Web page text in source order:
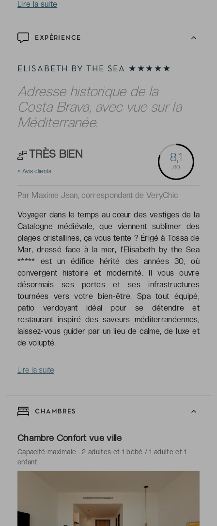
EXPÉRIENCE
ELISABETH BY THE SEA ★★★★★
Adresse historique de la
Costa Brava, avec vue sur la
Méditerranée.
TRÈS BIEN 8,1
/10
> Avis clients
Par Maxime Jean, correspondant de VeryChic
Voyager dans le temps au cœur des vestiges de la
Catalogne médiévale, que viennent sublimer des
plages cristallines, ça vous tente ? Érigé à Tossa de
Mar, dressé face à la mer, l'Elisabeth by the Sea
***** est un édifice hérité des années 30, où
convergent histoire et modernité. Il vous ouvre
désormais ses portes et ses infrastructures
tournées vers votre bien-être. Spa tout équipé,
patio verdoyant idéal pour se détendre et
restaurant inspiré des saveurs méditerranéennes,
laissez-vous guider par un lieu de calme, de luxe et
de volupté.
Lire la suite
CHAMBRES
Chambre Confort vue ville
Capacité maximale : 2 adultes et 1 bébé / 1 adulte et 1
enfant
Lire la suite